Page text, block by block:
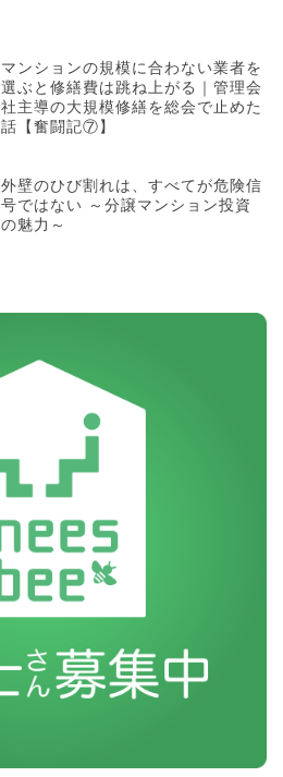
マンションの規模に合わない業者を
選ぶと修繕費は跳ね上がる｜管理会
社主導の大規模修繕を総会で止めた
話【奮闘記⑦】
外壁のひび割れは、すべてが危険信
号ではない ～分譲マンション投資
の魅力～